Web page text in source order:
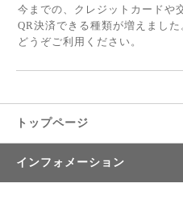
今までの、クレジットカードや
QR決済できる種類が増えました
どうぞご利用ください。
トップページ
インフォメーション